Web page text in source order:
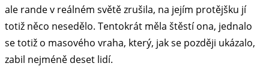
ale rande v reálném světě zrušila, na jejím protějšku jí
totiž něco nesedělo. Tentokrát měla štěstí ona, jednalo
se totiž o masového vraha, který, jak se později ukázalo,
zabil nejméně deset lidí.